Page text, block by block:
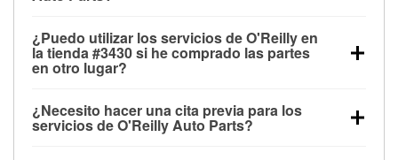
las pruebas de batería, pruebas de alternador y
motor de arranque, revisión de la luz “Check Engine”
con O'Reilly VeriScan® e instalación de
limpiaparabrisas o bombillas, están disponibles en
todas las tiendas O'Reilly Auto Parts. La tienda
¿Puedo utilizar los servicios de O'Reilly en
la tienda #3430 si he comprado las partes
en otro lugar?
de O'Reilly Auto Parts que estén disponibles en la
tienda #3430 de Fenton, MI aunque hayas comprado
¿Necesito hacer una cita previa para los
servicios de O'Reilly Auto Parts?